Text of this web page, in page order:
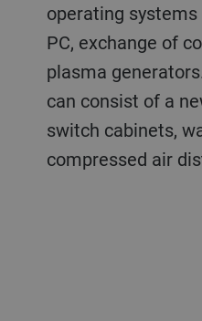
operating
PC, exchange of
plasma
can consist of a
switch cabinets,
compressed air